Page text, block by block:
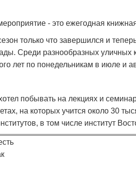
- это ежегодная
только что завершился и
Среди разнообразных уличных
лет по понедельникам в июле и
побывать на лекциях и
на которых учится около 30
в том числе институт